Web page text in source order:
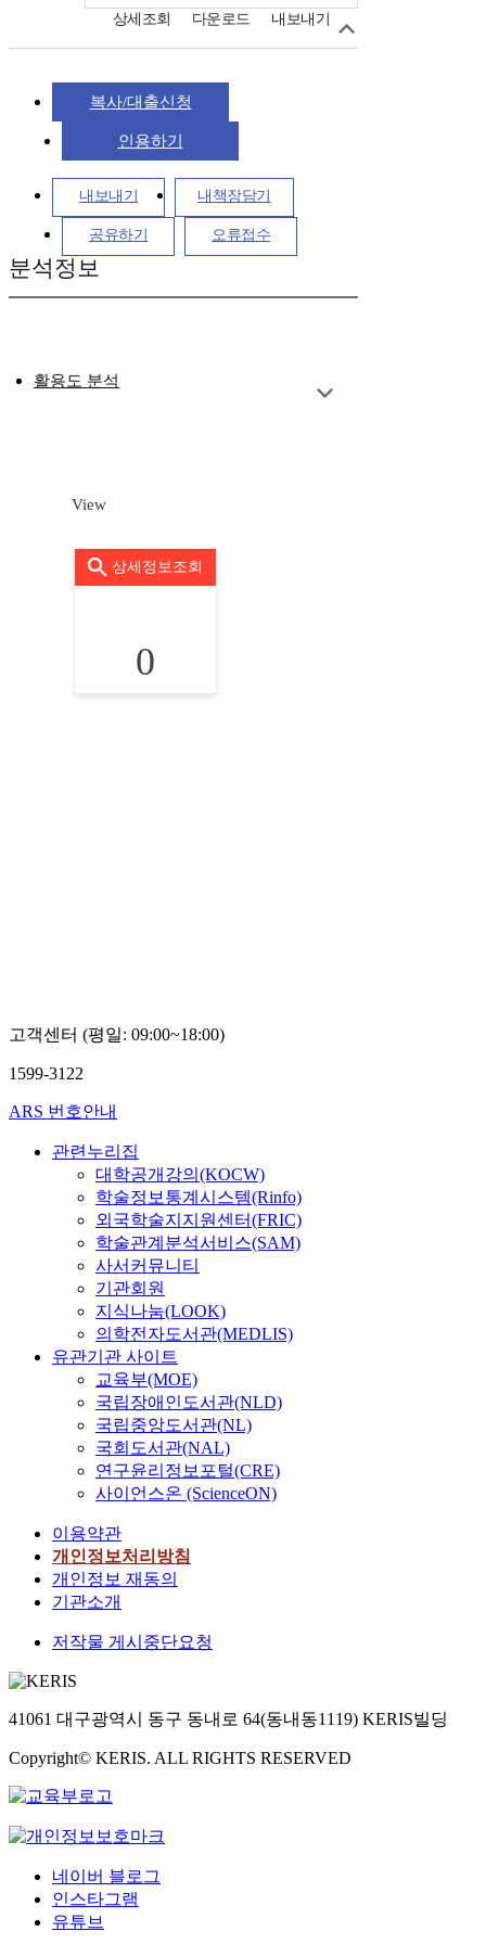
상세조회 다운로드 내보내기
복사/대출신청
인용하기
내보내기 내책장담기
공유하기 오류접수
분석정보
활용도 분석
View
상세정보조회
0
고객센터 (평일: 09:00~18:00)
1599-3122
ARS 번호안내
관련누리집
대학공개강의(KOCW)
학술정보통계시스템(Rinfo)
외국학술지지원센터(FRIC)
학술관계분석서비스(SAM)
사서커뮤니티
기관회원
지식나눔(LOOK)
의학전자도서관(MEDLIS)
유관기관 사이트
교육부(MOE)
국립장애인도서관(NLD)
국립중앙도서관(NL)
국회도서관(NAL)
연구윤리정보포털(CRE)
사이언스온 (ScienceON)
이용약관
개인정보처리방침
개인정보 재동의
기관소개
저작물 게시중단요청
41061 대구광역시 동구 동내로 64(동내동1119) KERIS빌딩
Copyright© KERIS. ALL RIGHTS RESERVED
네이버 블로그
인스타그램
유튜브